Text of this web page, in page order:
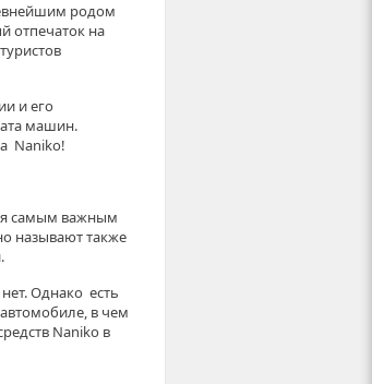
родом
отпечаток на
и его
машин.
Naniko!
самым важным
называют также
Однако есть
в чем
Naniko в